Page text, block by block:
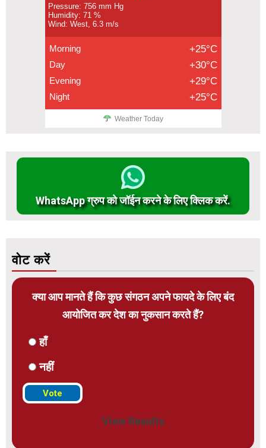
Pressure: 756 mm Hg
Humidity: 71 %
Wind: West, 6.3 m/s
Morning +25°C
Day +30°C
Evening +29°C
Night +25°C
Weather Today
WhatsApp ग्रुप को जॉईन करने के लिए क्लिक करें.
वोट करें
क्या आप मानते हैं कि कुछ संगठन अपने फायदे के लिए बंद
आयोजित कर देश का नुकसान करते हैं?
हाँ
नहीं
View Results